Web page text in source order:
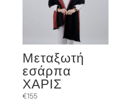
Μεταξωτή
εσάρπα
ΧΑΡΙΣ
€155